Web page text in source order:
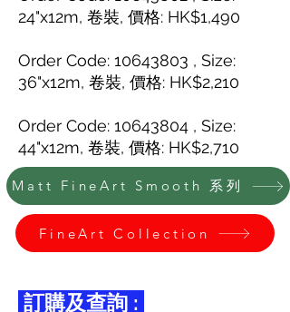
24"x12m, 卷裝, 價格: HK$1,490
Order Code: 10643803 , Size:
36"x12m, 卷裝, 價格: HK$2,210
Order Code: 10643804 , Size:
44"x12m, 卷裝, 價格: HK$2,710
Matt FineArt Smooth 系列
FineArt Collection
訂購及查詢 :